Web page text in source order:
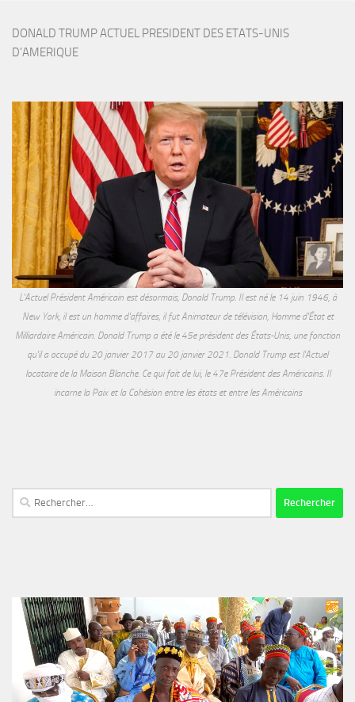
DONALD TRUMP ACTUEL PRESIDENT DES ETATS-UNIS
D'AMERIQUE
L'Actuel Président Américain est désormais, Donald Trump. Il est né le 14 juin 1946, à
New York, il est un homme d'affaires, il fut Animateur de télévision, Homme d'État et
Milliardaire Américain. Donald Trump a été le 45e président des États-Unis, une fonction
qu'il a occupé du 20 janvier 2017 au 20 janvier 2021. Donald Trump est l'Actuel
locataire de la Maison Blanche. Ce qui fait de lui, le 47e Président des Américains. Il
incarne la Paix et la Cohésion entre les états et entre les Américains
Rechercher :